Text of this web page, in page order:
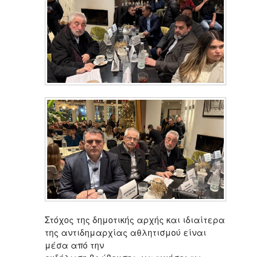
Στόχος της δημοτικής αρχής και ιδιαίτερα
της αντιδημαρχίας αθλητισμού είναι
μέσα από την